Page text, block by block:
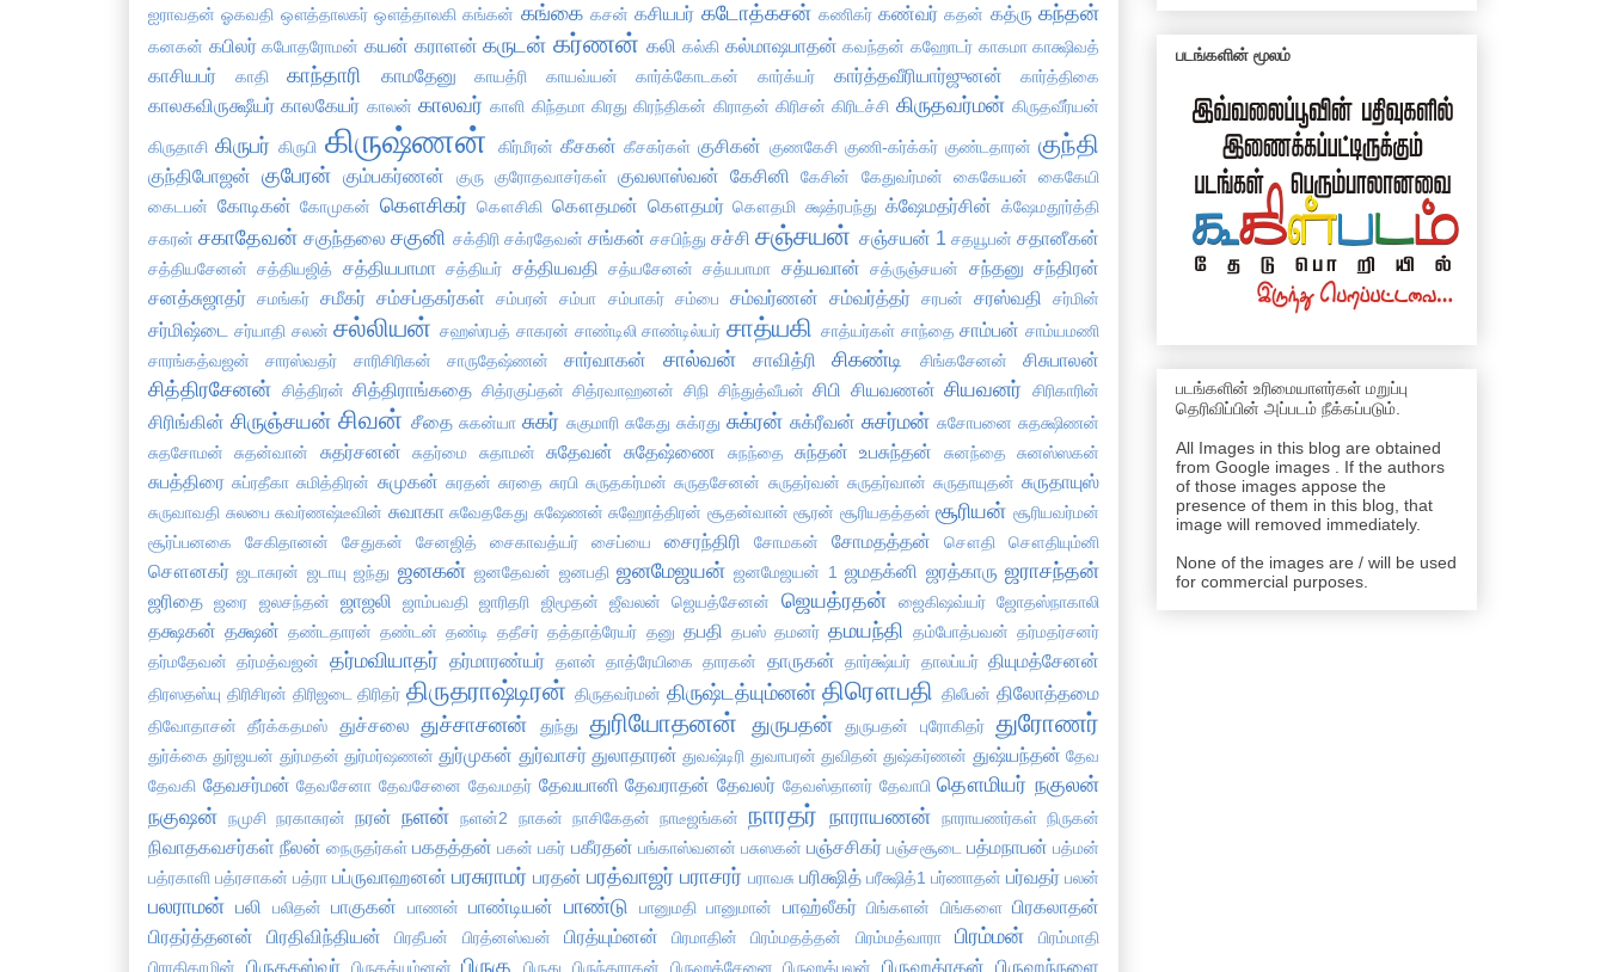
ஐராவதன் ஓகவதி ஔத்தாலகர் ஔத்தாலகி கங்கன் கங்கை கசன் கசியபர் கடோத்கசன் கணிகர் கண்வர் கதன் கத்ரு கந்தன்
கனகன் கபிலர் கபோதரோமன் கயன் கராளன் கருடன் கர்ணன் கலி கல்கி கல்மாஷபாதன் கவந்தன் கஹோடர் காகமா காக்ஷிவத்
காசியபர் காதி காந்தாரி காமதேனு காயத்ரி காயவ்யன் கார்க்கோடகன் கார்க்யர் கார்த்தவீரியார்ஜுனன் கார்த்திகை
காலகவிருக்ஷீயர் காலகேயர் காலன் காலவர் காளி கிந்தமா கிரது கிரந்திகன் கிராதன் கிரிசன் கிரிடச்சி கிருதவர்மன் கிருதவீர்யன்
கிருதாசி கிருபர் கிருபி கிருஷ்ணன் கிர்மீரன் கீசகன் கீசகர்கள் குசிகன் குணகேசி குணி-கர்க்கர் குண்டதாரன் குந்தி
குந்திபோஜன் குபேரன் கும்பகர்ணன் குரு குரோதவாசர்கள் குவலாஸ்வன் கேசினி கேசின் கேதுவர்மன் கைகேயன்
கைகேயி
கைடபன் கோடிகன் கோமுகன் கௌசிகர் கௌசிகி கௌதமன் கௌதமர் கௌதமி க்ஷத்ரபந்து க்ஷேமதர்சின் க்ஷேமதூர்த்தி
சகரன் சகாதேவன் சகுந்தலை சகுனி சக்திரி சக்ரதேவன் சங்கன் சசபிந்து சச்சி சஞ்சயன் சஞ்சயன் 1 சதயூபன் சதானீகன்
சத்தியசேனன் சத்தியஜித் சத்தியபாமா சத்தியர் சத்தியவதி சத்யசேனன் சத்யபாமா சத்யவான் சத்ருஞ்சயன் சந்தனு சந்திரன்
சனத்சுஜாதர் சமங்கர் சமீகர் சம்சப்தகர்கள் சம்பரன் சம்பா சம்பாகர் சம்பை சம்வர்ணன் சம்வர்த்தர் சரபன் சரஸ்வதி சர்மின்
சர்மிஷ்டை சர்யாதி சலன் சல்லியன் சஹஸ்ரபத் சாகரன் சாண்டிலி சாண்டில்யர் சாத்யகி சாத்யர்கள் சாந்தை சாம்பன் சாம்யமணி
சாரங்கத்வஜன்
சாரஸ்வதர் சாரிசிரிகன் சாருதேஷ்ணன் சார்வாகன் சால்வன் சாவித்ரி சிகண்டி சிங்கசேனன் சிசுபாலன்
சித்திரசேனன் சித்திரன் சித்திராங்கதை சித்ரகுப்தன் சித்ரவாஹனன் சிநி சிந்துத்வீபன் சிபி சியவணன் சியவனர் சிரிகாரின்
சிரிங்கின் சிருஞ்சயன் சிவன் சீதை சுகன்யா சுகர் சுகுமாரி சுகேது சுக்ரது சுக்ரன் சுக்ரீவன் சுசர்மன் சுசோபனை சுதக்ஷிணன்
சுதசோமன்
சுதன்வான் சுதர்சனன் சுதர்மை சுதாமன் சுதேவன் சுதேஷ்ணை சுநந்தை சுந்தன் உபசுந்தன் சுனந்தை சுனஸ்ஸகன்
சுபத்திரை சுப்ரதீகா சுமித்திரன் சுமுகன் சுரதன் சுரதை சுரபி சுருதகர்மன் சுருதசேனன் சுருதர்வன் சுருதர்வான் சுருதாயுதன் சுருதாயுஸ்
சுருவாவதி சுலபை சுவர்ணஷ்டீவின் சுவாகா சுவேதகேது சுஷேணன் சுஹோத்திரன் சூதன்வான் சூரன் சூரியதத்தன் சூரியன் சூரியவர்மன்
சூர்ப்பனகை
சேகிதானன் சேதுகன் சேனஜித் சைகாவத்யர் சைப்யை சைரந்திரி சோமகன் சோமதத்தன் சௌதி சௌதியும்னி
சௌனகர் ஜடாசுரன் ஜடாயு ஜந்து ஜனகன் ஜனதேவன் ஜனபதி ஜனமேஜயன் ஜனமேஜயன் 1 ஜமதக்னி ஜரத்காரு ஜராசந்தன்
ஜரிதை ஜரை ஜலசந்தன் ஜாஜலி ஜாம்பவதி ஜாரிதரி ஜிமூதன் ஜீவலன் ஜெயத்சேனன் ஜெயத்ரதன் ஜைகிஷவ்யர் ஜோதஸ்நாகாலி
தக்ஷகன் தக்ஷன் தண்டதாரன் தண்டன் தண்டி ததீசர் தத்தாத்ரேயர் தனு தபதி தபஸ் தமனர் தமயந்தி தம்போத்பவன் தர்மதர்சனர்
தர்மதேவன் தர்மத்வஜன் தர்மவியாதர் தர்மாரண்யர் தளன் தாத்ரேயிகை தாரகன் தாருகன் தார்க்ஷ்யர் தாலப்யர் தியுமத்சேனன்
திரஸதஸ்யு திரிசிரன் திரிஜடை திரிதர் திருதராஷ்டிரன் திருதவர்மன் திருஷ்டத்யும்னன் திரௌபதி திலீபன் திலோத்தமை
திவோதாசன் தீர்க்கதமஸ் துச்சலை துச்சாசனன் துந்து துரியோதனன் துருபதன் துருபதன் புரோகிதர் துரோணர்
துர்க்கை துர்ஜயன் துர்மதன் துர்மர்ஷணன் துர்முகன் துர்வாசர் துலாதாரன் துவஷ்டிரி துவாபரன் துவிதன் துஷ்கர்ணன் துஷ்யந்தன் தேவ
தேவகி தேவசர்மன் தேவசேனா தேவசேனை தேவமதர் தேவயானி தேவராதன் தேவலர் தேவஸ்தானர் தேவாபி தௌமியர் நகுலன்
நகுஷன் நமுசி நரகாசுரன் நரன் நளன் நளன்2 நாகன் நாசிகேதன் நாடீஜங்கன் நாரதர் நாராயணன் நாராயணர்கள் நிருகன்
நிவாதகவசர்கள் நீலன் நைருதர்கள் பகதத்தன் பகன் பகர் பகீரதன் பங்காஸ்வனன் பசுஸகன் பஞ்சசிகர் பஞ்சசூடை பத்மநாபன் பத்மன்
பத்ரகாளி பத்ரசாகன் பத்ரா பப்ருவாஹனன் பரசுராமர் பரதன் பரத்வாஜர் பராசரர் பராவசு பரிக்ஷித் பரீக்ஷித்1 பர்ணாதன் பர்வதர் பலன்
பலராமன் பலி பலிதன் பாகுகன் பாணன் பாண்டியன் பாண்டு பானுமதி பானுமான் பாஹ்லீகர் பிங்களன் பிங்களை பிரகலாதன்
பிரதர்த்தனன்
பிரதிவிந்தியன் பிரதீபன் பிரத்னஸ்வன் பிரத்யும்னன் பிரமாதின் பிரம்மதத்தன் பிரம்மத்வாரா பிரம்மன்
பிரம்மாதி
பிராதிகாமின்
பிருகதஸ்வர் பிருகத்யும்னன் பிருகு பிருது பிருந்தாரகன் பிருஹத்சேனை பிருஹத்பலன் பிருஹத்ரதன் பிருஹந்நளை
படங்களின் மூலம்
படங்களின் உரிமையாளர்கள் மறுப்பு
தெரிவிப்பின் அப்படம் நீக்கப்படும்.
All Images in this blog are obtained
from Google images . If the authors
of those images appose the
presence of them in this blog, that
image will removed immediately.
None of the images are / will be used
for commercial purposes.